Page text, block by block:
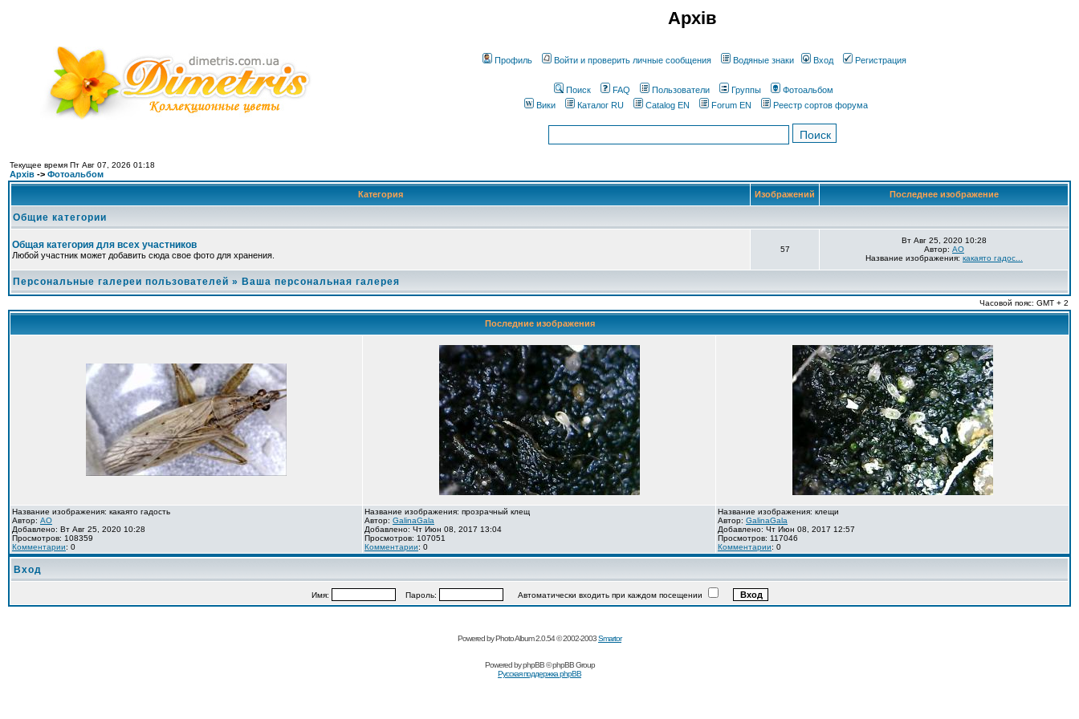
Архів
Профиль Войти и проверить личные сообщения Водяные знаки Вход Регистрация
Поиск FAQ Пользователи Группы
Фотоальбом
Вики
Каталог RU Catalog EN Forum EN Реестр сортов форума
Текущее время Пт Авг 07, 2026 01:18
Архів -> Фотоальбом
Категория Изображений Последнее изображение
Общие категории
Общая категория для всех участников
Любой участник может добавить сюда свое фото для хранения.
57
Вт Авг 25, 2020 10:28
Автор: AO
Название изображения: какаято гадос...
Персональные галереи пользователей » Ваша персональная галерея
Часовой пояс: GMT + 2
Последние изображения
Название изображения: какаято гадость
Автор: AO
Добавлено: Вт Авг 25, 2020 10:28
Просмотров: 108359
Комментарии: 0
Название изображения: прозрачный клещ
Автор: GalinaGala
Добавлено: Чт Июн 08, 2017 13:04
Просмотров: 107051
Комментарии: 0
Название изображения: клещи
Автор: GalinaGala
Добавлено: Чт Июн 08, 2017 12:57
Просмотров: 117046
Комментарии: 0
Вход
Имя: Пароль: Автоматически входить при каждом посещении
Powered by Photo Album 2.0.54 © 2002-2003Smartor
Powered byphpBB© phpBB Group
Русская поддержка phpBB